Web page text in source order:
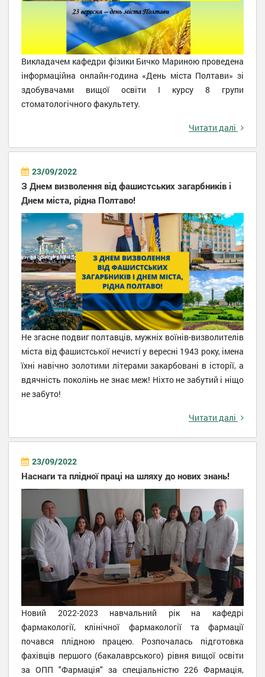
Викладачем кафедри фізики Бичко Мариною проведена
інформаційна онлайн-година «День міста Полтави» зі
здобувачами вищої освіти І курсу 8 групи
стоматологічного факультету.
Читати далі
23/09/2022
З Днем визволення від фашистських загарбників і
Днем міста, рідна Полтаво!
Не згасне подвиг полтавців, мужніх воїнів-визволителів
міста від фашистської нечисті у вересні 1943 року, імена
їхні навічно золотими літерами закарбовані в історії, а
вдячність поколінь не знає меж! Ніхто не забутий і ніщо
не забуто!
Читати далі
23/09/2022
Наснаги та плідної праці на шляху до нових знань!
Новий 2022-2023 навчальний рік на кафедрі
фармакології, клінічної фармакології та фармації
почався плідною працею. Розпочалась підготовка
фахівців першого (бакалаврського) рівня вищої освіти
за ОПП "Фармація" за спеціальністю 226 Фармація,